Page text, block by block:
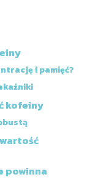
i pamięć?
kofeiny
powinna